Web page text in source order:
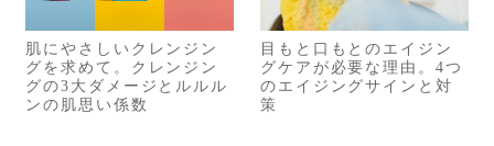
肌にやさしいクレンジン
グを求めて。クレンジン
グの3大ダメージとルルル
ンの肌思い係数
目もと口もとのエイジン
グケアが必要な理由。4つ
のエイジングサインと対
策